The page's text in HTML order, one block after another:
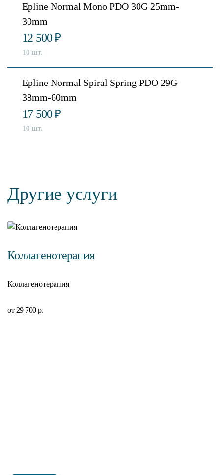
Epline Normal Mono PDO 30G 25mm-
30mm
12 500₽
10 шт.
Epline Normal Spiral Spring PDO 29G
38mm-60mm
17 500₽
10 шт.
Другие услуги
Коллагенотерапия
Коллагенотерапия
от 29 700 р.